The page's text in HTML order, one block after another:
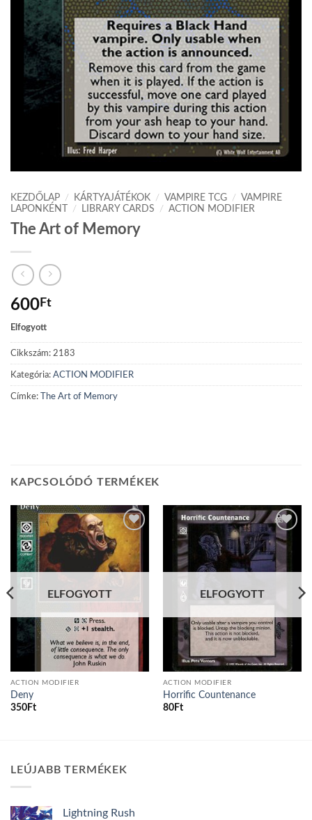
KEZDŐLAP / KÁRTYAJÁTÉKOK / VAMPIRE TCG /
VAMPIRE
LAPONKÉNT
/ LIBRARY CARDS / ACTION MODIFIER
The Art of Memory
600Ft
Elfogyott
Cikkszám: 2183
Kategória: ACTION MODIFIER
Címke: The Art of Memory
KAPCSOLÓDÓ TERMÉKEK
Add to
wishlist
ELFOGYOTT
ACTION MODIFIER
Deny
350Ft
Add to
wishlist
ELFOGYOTT
ACTION MODIFIER
Horrific Countenance
80Ft
LEÚJABB TERMÉKEK
Lightning Rush